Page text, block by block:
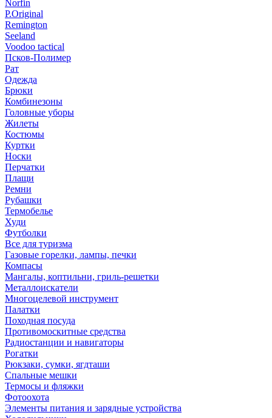
Norfin
P.Original
Remington
Seeland
Voodoo tactical
Псков-Полимер
Рат
Одежда
Брюки
Комбинезоны
Головные уборы
Жилеты
Костюмы
Куртки
Носки
Перчатки
Плащи
Ремни
Рубашки
Термобелье
Худи
Футболки
Все для туризма
Газовые горелки, лампы, печки
Компасы
Мангалы, коптильни, гриль-решетки
Металлоискатели
Многоцелевой инструмент
Палатки
Походная посуда
Противомоскитные средства
Радиостанции и навигаторы
Рогатки
Рюкзаки, сумки, ягдташи
Спальные мешки
Термосы и фляжки
Фотоохота
Элементы питания и зарядные устройства